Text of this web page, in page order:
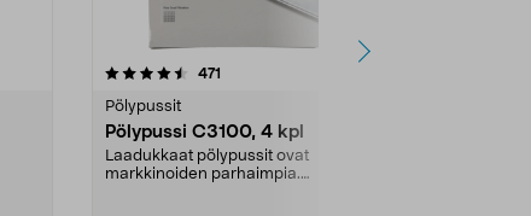
471
Pölypussit
Pölypussi C3100, 4 kpl
Laadukkaat pölypussit ovat
markkinoiden parhaimpia.
4.5viidestä